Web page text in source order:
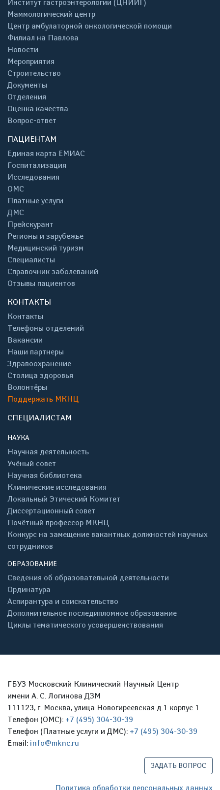
Институт гастроэнтерологии (ЦНИИГ)
Маммологический центр
Центр амбулаторной онкологической помощи
Филиал на Павлова
Новости
Мероприятия
Строительство
Документы
Отделения
Оценка качества
Вопрос-ответ
ПАЦИЕНТАМ
Единая карта ЕМИАС
Госпитализация
Исследования
ОМС
Платные услуги
ДМС
Прейскурант
Регионы и зарубежье
Медицинский туризм
Специалисты
Справочник заболеваний
Отзывы пациентов
КОНТАКТЫ
Контакты
Телефоны отделений
Вакансии
Наши партнеры
Здравоохранение
Столица здоровья
Волонтёры
Поддержать МКНЦ
СПЕЦИАЛИСТАМ
НАУКА
Научная деятельность
Учёный совет
Научная библиотека
Клинические исследования
Локальный Этический Комитет
Диссертационный совет
Почётный профессор МКНЦ
Конкурс на замещение вакантных должностей научных
сотрудников
ОБРАЗОВАНИЕ
Сведения об образовательной деятельности
Ординатура
Аспирантура и соискательство
Дополнительное последипломное образование
Циклы тематического усовершенствования
ГБУЗ Московский Клинический Научный Центр
имени А. С. Логинова ДЗМ
111123, г. Москва, улица Новогиреевская д.1 корпус 1
Телефон (ОМС): +7 (495) 304-30-39
Телефон (Платные услуги и ДМС): +7 (495) 304-30-39
Email: info@mknc.ru
ЗАДАТЬ ВОПРОС
Политика обработки персональных данных